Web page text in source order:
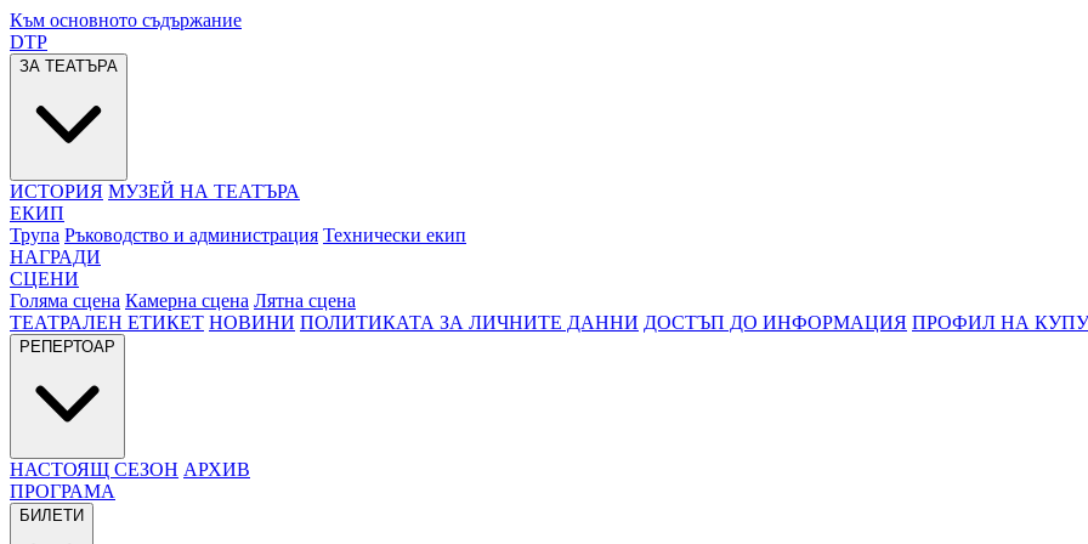
Към основното съдържание
DTP
ЗА ТЕАТЪРА
ИСТОРИЯ МУЗЕЙ НА ТЕАТЪРА
ЕКИП
Трупа Ръководство и администрация Технически екип
НАГРАДИ
СЦЕНИ
Голяма сцена Камерна сцена Лятна сцена
ТЕАТРАЛЕН ЕТИКЕТ НОВИНИ ПОЛИТИКАТА ЗА ЛИЧНИТЕ ДАННИ ДОСТЪП ДО ИНФОРМАЦИЯ ПРОФИЛ НА
РЕПЕРТОАР
НАСТОЯЩ СЕЗОН АРХИВ
ПРОГРАМА
БИЛЕТИ